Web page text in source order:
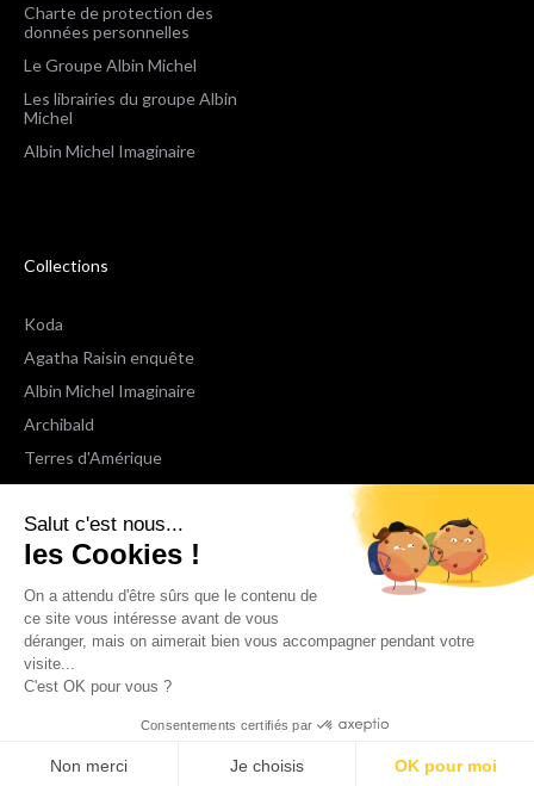
Salut c'est nous...
les Cookies !
On a attendu d'être sûrs que le contenu de
ce site vous intéresse avant de vous
déranger, mais on aimerait bien vous accompagner pendant votre
visite...
C'est OK pour vous ?
Consentements certifiés par
Non merci Je choisis OK pour moi
Charte de protection des
données personnelles
Le Groupe Albin Michel
Les librairies du groupe Albin
Michel
Albin Michel Imaginaire
Collections
Koda
Agatha Raisin enquête
Albin Michel Imaginaire
Archibald
Terres d'Amérique
Espaces Libres Poche
NOX
Wiz
Voir toutes les collections
Nous suivre